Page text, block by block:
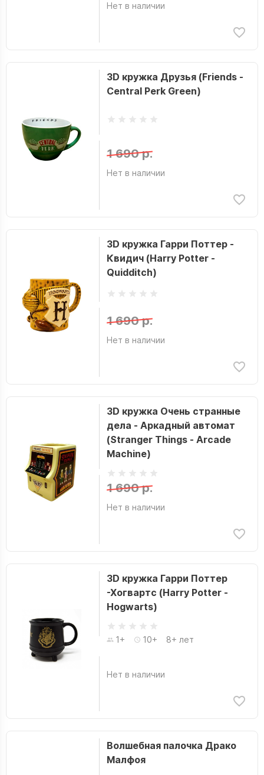
Нет в наличии
3D кружка Друзья (Friends -
Central Perk Green)
1 690 р.
Нет в наличии
3D кружка Гарри Поттер -
Квидич (Harry Potter -
Quidditch)
1 690 р.
Нет в наличии
3D кружка Очень странные
дела - Аркадный автомат
(Stranger Things - Arcade
Machine)
1 690 р.
Нет в наличии
3D кружка Гарри Поттер
-Хогвартс (Harry Potter -
Hogwarts)
1+ 10+ 8+ лет
Нет в наличии
Волшебная палочка Драко
Малфоя